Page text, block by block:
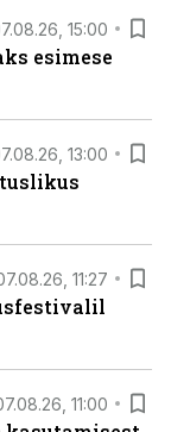
15:00
esimese
13:00
11:27
11:00